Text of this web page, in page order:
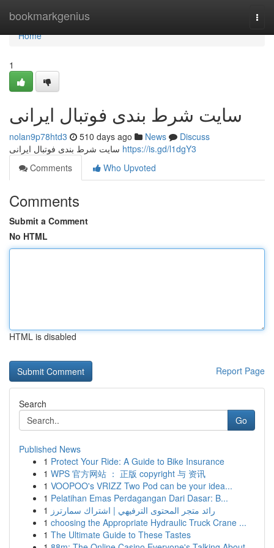
bookmarkgenius
Home
Home
1
سایت شرط بندی فوتبال ایرانی
nolan9p78htd3 510 days ago News
Discuss
https://is.gd/l1dgY3
Comments
Who Upvoted
Comments
Submit a Comment
No HTML
HTML is disabled
Report Page
Search
Go
Published News
1 Protect Your Ride: A Guide to Bike Insurance
1 WPS 官方网站 ： 正版 copyright 与 资讯
1 VOOPOO's VRIZZ Two Pod can be your idea...
1 Pelatihan Emas Perdagangan Dari Dasar: B...
1 رائد متجر المحتوى الترفيهي | اشتراك سمارترز
1 choosing the Appropriate Hydraulic Truck Crane ...
1 The Ultimate Guide to These Tastes